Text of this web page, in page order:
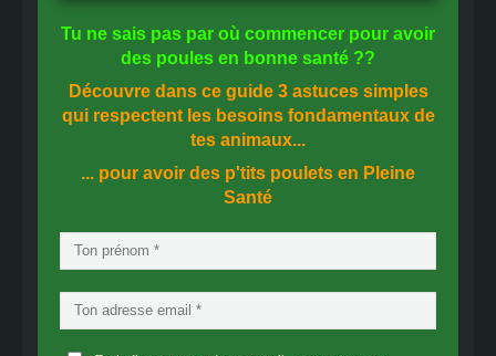
Tu ne sais pas par où commencer pour avoir
des poules en bonne santé ??
Découvre dans ce guide 3 astuces simples
qui respectent les besoins fondamentaux de
tes animaux...
... pour avoir des p'tits poulets en Pleine
Santé